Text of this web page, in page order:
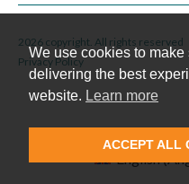
2026 copyright. All rights reserved
Privacy Policy
English(
We use cookies to make
delivering the best
website. Learn more
ACCEPT ALL